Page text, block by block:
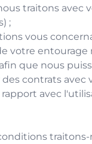
traitons avec
;
vous
votre entourage
que nous
contrats avec
avec
traitons-